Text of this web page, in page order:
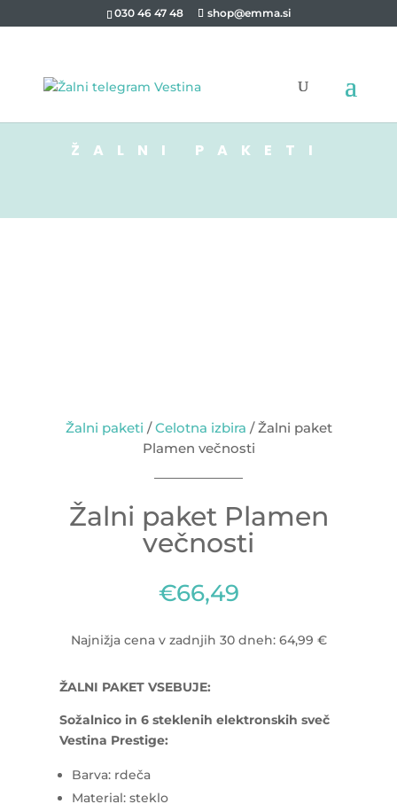
030 46 47 48 shop@emma.si
ŽALNI PAKETI
Žalni paketi /Celotna izbira / Žalni paket
Plamen večnosti
Žalni paket Plamen
večnosti
€66,49
Najnižja cena v zadnjih 30 dneh: 64,99 €
ŽALNI PAKET VSEBUJE:
Sožalnico in 6 steklenih elektronskih sveč
Vestina Prestige:
Barva: rdeča
Material: steklo